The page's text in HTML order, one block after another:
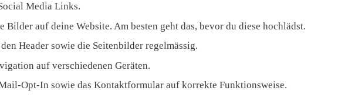
Media Links.
Bilder auf deine Website. Am besten geht das, bevor du diese hochlädst.
Header sowie die Seitenbilder regelmässig.
auf verschiedenen Geräten.
Opt-In sowie das Kontaktformular auf korrekte Funktionsweise.